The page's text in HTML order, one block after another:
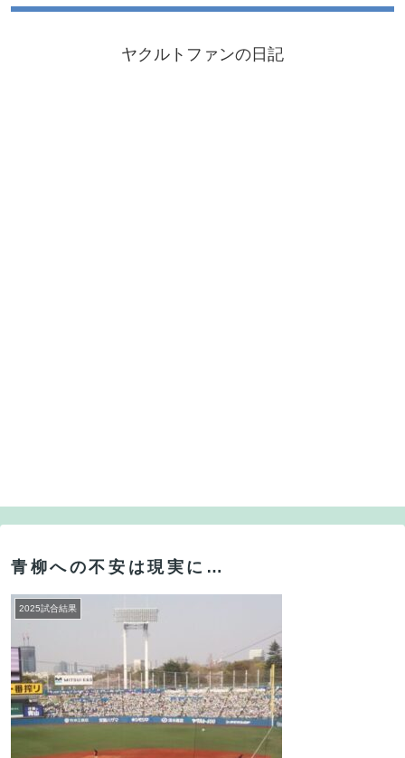
ヤクルトファンの日記
青柳への不安は現実に…
2025試合結果